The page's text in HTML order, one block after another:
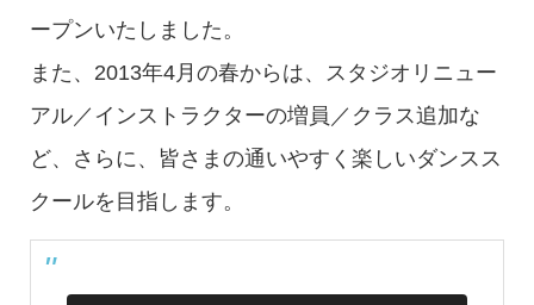
ープンいたしました。
また、 2013年4月の春からは、スタジオリニュー
アル／インストラクターの増員／クラス追加な
ど、さらに、皆さまの通いやすく楽しいダンスス
クールを目指します。